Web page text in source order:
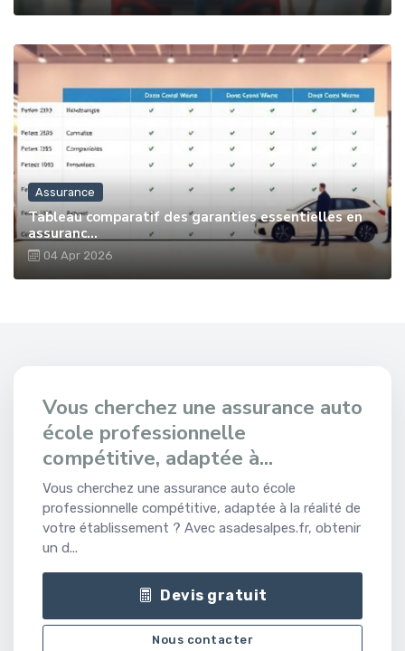
Assurance
Tableau comparatif des garanties essentielles en
assuranc...
04 Apr 2026
Vous cherchez une assurance auto
école professionnelle
compétitive, adaptée à...
Vous cherchez une assurance auto école
professionnelle compétitive, adaptée à la réalité de
votre établissement ? Avec asadesalpes.fr, obtenir
un d...
Devis gratuit
Nous contacter